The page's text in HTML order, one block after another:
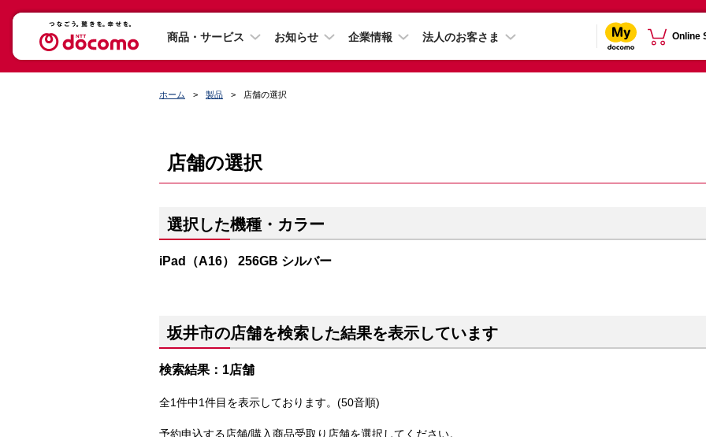
商品・サービス お知らせ 企業情報 法人のお客さま Online
ホーム 製品 店舗の選択
店舗の選択
選択した機種・カラー
iPad（A16） 256GB シルバー
坂井市の店舗を検索した結果を表示しています
検索結果：1店舗
全1件中1件目を表示しております。(50音順)
予約申込する店舗/購入商品受取り店舗を選択してください。